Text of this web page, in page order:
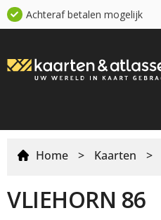
Achteraf betalen mogelijk
Home > Kaarten >
VLIEHORN 86